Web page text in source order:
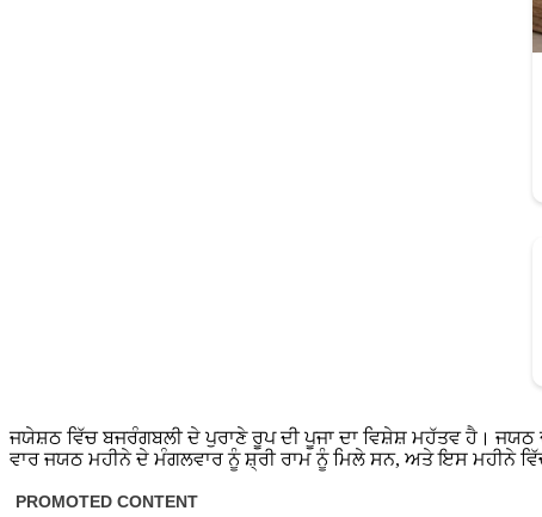
ਜਯੇਸ਼ਠ ਵਿੱਚ ਬਜਰੰਗਬਲੀ ਦੇ ਪੁਰਾਣੇ ਰੂਪ ਦੀ ਪੂਜਾ ਦਾ ਵਿਸ਼ੇਸ਼ ਮਹੱਤਵ ਹੈ। ਜਯਠ
ਵਾਰ ਜਯਠ ਮਹੀਨੇ ਦੇ ਮੰਗਲਵਾਰ ਨੂੰ ਸ਼੍ਰੀ ਰਾਮ ਨੂੰ ਮਿਲੇ ਸਨ, ਅਤੇ ਇਸ ਮਹੀਨੇ